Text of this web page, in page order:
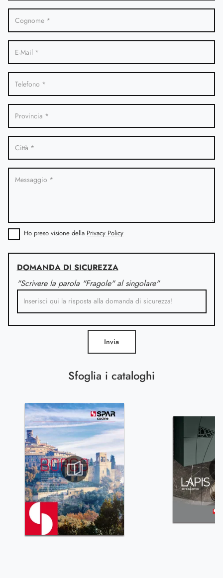
Sfoglia i cataloghi
Ho preso visione della Privacy Policy
DOMANDA DI SICUREZZA
"Scrivere la parola "Fragole" al singolare"
Invia